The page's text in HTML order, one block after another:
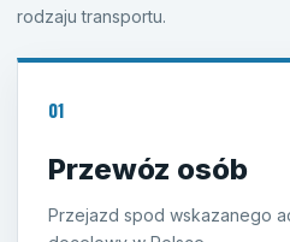
rodzaju transportu.
01
Przewóz osób
Przejazd spod wskazanego